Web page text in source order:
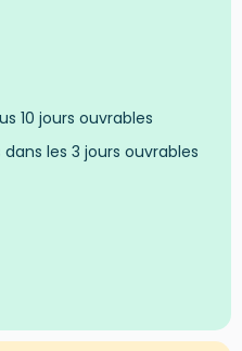
10 jours ouvrables
les 3 jours ouvrables